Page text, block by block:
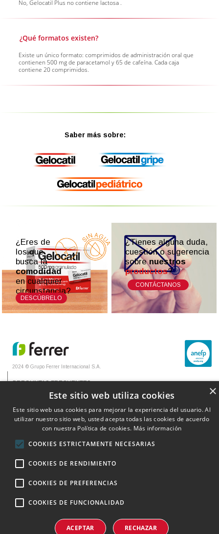
No, Gelocatil Plus no contiene lactosa .
¿Qué formatos existen?
Existe un único formato: comprimidos de administración oral que
contienen 500 mg de paracetamol y 65 de cafeína. Cada caja
contiene 20 comprimidos.
Saber más sobre:
¿Eres de
los que
busca la
comodidad
en cualquier
circunstancia?
DESCÚBRELO
¿Tienes alguna duda,
cuestión o sugerencia
sobrenuestros
productos?
CONTÁCTANOS
2024 © Grupo Ferrer Internacional S.A.
PREGUNTAS FRECUENTES
AVISO LEGAL
POLÍTICA DE COOKIES
POLÍTICA DE PRIVACIDAD
instrucciones
y
×
Este sitio web utiliza cookies
Este sitio web usa cookies para mejorar la experiencia del usuario. Al
utilizar nuestro sitio web, usted acepta todas las cookies de acuerdo
con nuestra Política de cookies. Más información
COOKIES ESTRICTAMENTE NECESARIAS
COOKIES DE RENDIMIENTO
COOKIES DE PREFERENCIAS
COOKIES DE FUNCIONALIDAD
ACEPTAR RECHAZAR